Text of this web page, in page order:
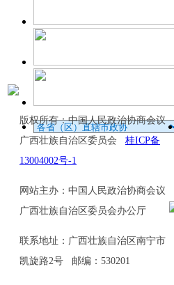
版权所有：中国人民政治协商会议
广西壮族自治区委员会 桂ICP备
13004002号-1
网站主办：中国人民政治协商会议
广西壮族自治区委员会办公厅
联系地址：广西壮族自治区南宁市
凯旋路2号 邮编：530201